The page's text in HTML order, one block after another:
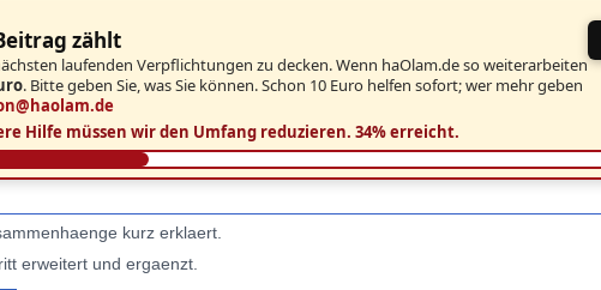
zählt
laufenden Verpflichtungen zu decken. Wenn haOlam.de so weiterarbeiten
. Bitte geben Sie, was Sie können. Schon 10 Euro helfen sofort; wer mehr geben
Hilfe müssen wir den Umfang reduzieren. 34% erreicht.
kurz erklaert.
erweitert und ergaenzt.